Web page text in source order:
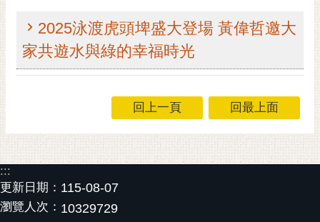
市府團隊
主題服務
市民互動
黃
偉
哲
2025泳渡虎頭埤盛大登場 黃偉哲邀大
家共遊水與綠的幸福時光
回上一頁 回最上面
:::
更新日期： 115-08-07
瀏覽人次： 10329729